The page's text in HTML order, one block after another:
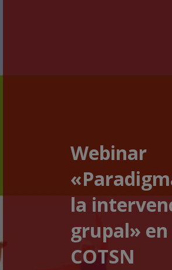
Webinar
la
grupal» en
COTSN